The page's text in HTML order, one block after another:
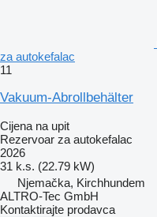
za autokefalac
11
Vakuum-Abrollbehälter
Cijena na upit
Rezervoar za autokefalac
2026
31 k.s. (22.79 kW)
Njemačka, Kirchhundem
ALTRO-Tec GmbH
Kontaktirajte prodavca